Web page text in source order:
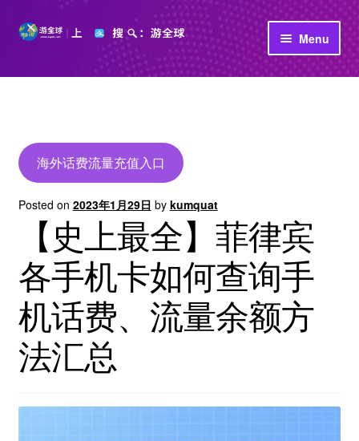
Skip
Skip
Menu
首页
公司介绍
海外话费流量充值入口
Posted on 2023年1月29日 by kumquat
【史上最全】菲律宾
各手机卡如何查询手
机话费、流量余额方
法汇总